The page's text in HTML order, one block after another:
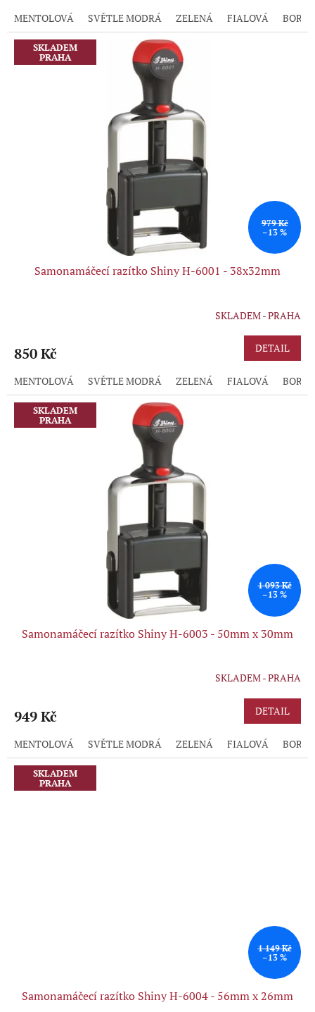
MENTOLOVÁ SVĚTLE MODRÁ ZELENÁ FIALOVÁ
SKLADEM
PRAHA
979 Kč
–13 %
Samonamáčecí razítko Shiny H-6001 - 38x32mm
SKLADEM - PRAHA
850 Kč DETAIL
MENTOLOVÁ SVĚTLE MODRÁ ZELENÁ FIALOVÁ
SKLADEM
PRAHA
1 093 Kč
–13 %
Samonamáčecí razítko Shiny H-6003 - 50mm x 30mm
SKLADEM - PRAHA
949 Kč DETAIL
MENTOLOVÁ SVĚTLE MODRÁ ZELENÁ FIALOVÁ
SKLADEM
PRAHA
1 149 Kč
–13 %
Samonamáčecí razítko Shiny H-6004 - 56mm x 26mm